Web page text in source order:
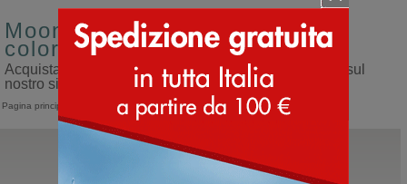
Moon boot da uomo misura 21
colore rosso
Acquista moon boot da uomo misura 21 colore rosso sul
nostro sito dedicato ai doposci
Pagina principale >Moon Boot
Moon Boot®
Icon Nylon Boot